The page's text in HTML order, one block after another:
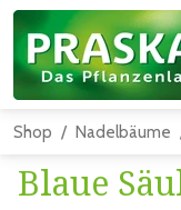
Shop Nadelbäume
Blaue